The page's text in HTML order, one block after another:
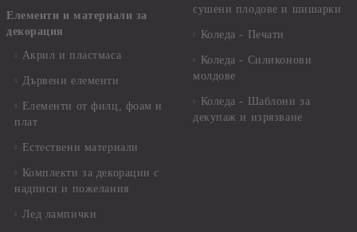
Елементи и материали за
декорация
Акрил и пластмаса
Дървени елементи
Елементи от филц, фоам и
плат
Естествени материали
Комплекти за декорации с
надписи и пожелания
Лед лампички
сушени плодове и шишарки
Коледа - Печати
Коледа - Силиконови
молдове
Коледа - Шаблони за
декупаж и изрязване